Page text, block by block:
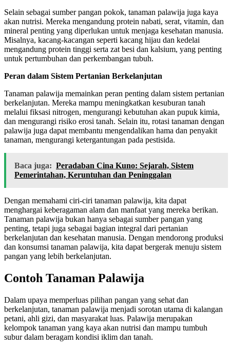
Selain sebagai sumber pangan pokok, tanaman palawija juga kaya
akan nutrisi. Mereka mengandung protein nabati, serat, vitamin, dan
mineral penting yang diperlukan untuk menjaga kesehatan manusia.
Misalnya, kacang-kacangan seperti kacang hijau dan kedelai
mengandung protein tinggi serta zat besi dan kalsium, yang penting
untuk pertumbuhan dan perkembangan tubuh.
Peran dalam Sistem Pertanian Berkelanjutan
Tanaman palawija memainkan peran penting dalam sistem pertanian
berkelanjutan. Mereka mampu meningkatkan kesuburan tanah
melalui fiksasi nitrogen, mengurangi kebutuhan akan pupuk kimia,
dan mengurangi risiko erosi tanah. Selain itu, rotasi tanaman dengan
palawija juga dapat membantu mengendalikan hama dan penyakit
tanaman, mengurangi ketergantungan pada pestisida.
Baca juga: Peradaban Cina Kuno: Sejarah, Sistem
Pemerintahan, Keruntuhan dan Peninggalan
Dengan memahami ciri-ciri tanaman palawija, kita dapat
menghargai keberagaman alam dan manfaat yang mereka berikan.
Tanaman palawija bukan hanya sebagai sumber pangan yang
penting, tetapi juga sebagai bagian integral dari pertanian
berkelanjutan dan kesehatan manusia. Dengan mendorong produksi
dan konsumsi tanaman palawija, kita dapat bergerak menuju sistem
pangan yang lebih berkelanjutan.
Contoh Tanaman Palawija
Dalam upaya memperluas pilihan pangan yang sehat dan
berkelanjutan, tanaman palawija menjadi sorotan utama di kalangan
petani, ahli gizi, dan masyarakat luas. Palawija merupakan
kelompok tanaman yang kaya akan nutrisi dan mampu tumbuh
subur dalam beragam kondisi iklim dan tanah.